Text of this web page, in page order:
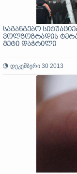
საგანგებო
ვოლგოგრადის
მეტი დაჭრილი
დეკემბერი 30 2013